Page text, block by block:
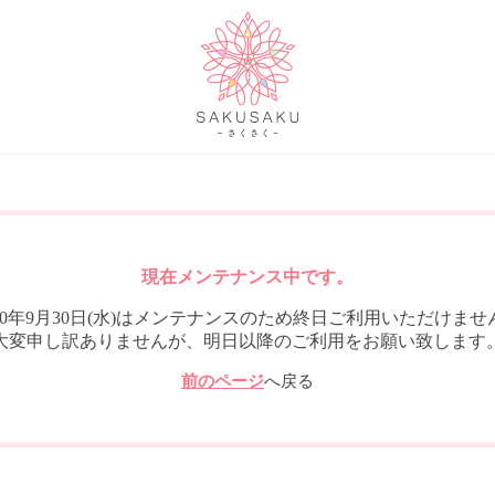
現在メンテナンス中です。
年9月30日(水)はメンテナンスのため終日ご利用いただけませ
変申し訳ありませんが、明日以降のご利用をお願い致します
前のページへ戻る